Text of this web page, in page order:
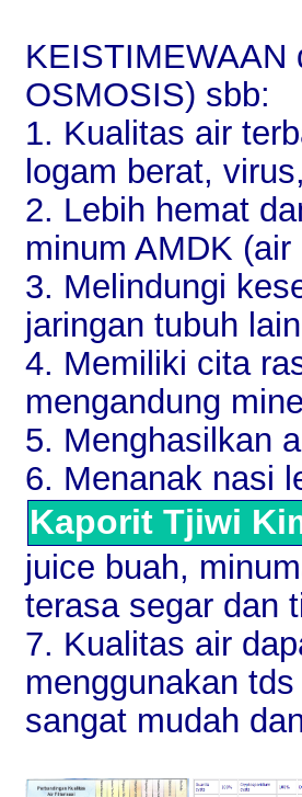
KEISTIMEWAAN
OSMOSIS) sbb:
1. Kualitas air
logam berat,
2. Lebih hemat
minum AMDK
3. Melindungi
jaringan tubuh
4. Memiliki cita
mengandung
5. Menghasilkan
6. Menanak nasi
Kaporit Tjiwi
juice buah,
terasa segar dan
7. Kualitas air
menggunakan
sangat mudah